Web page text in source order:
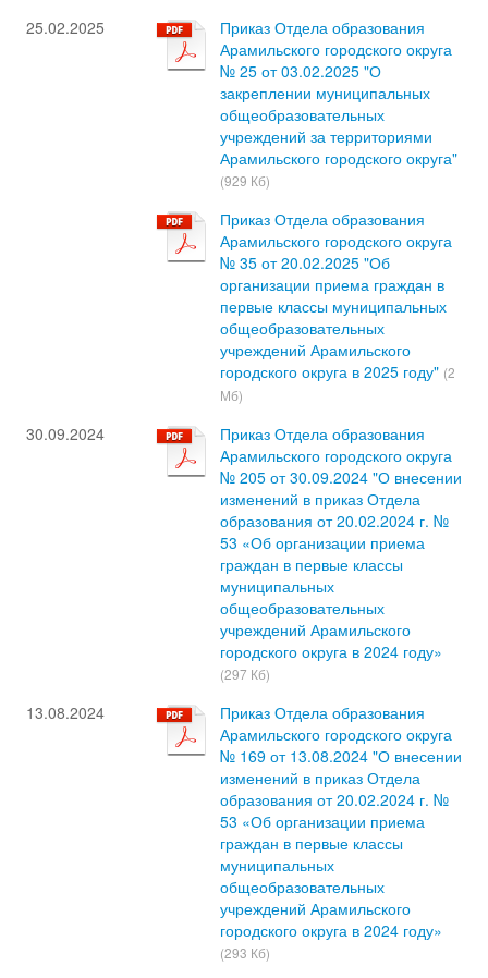
25.02.2025
Приказ Отдела образования
Арамильского городского округа
№ 25 от 03.02.2025 "О
закреплении муниципальных
общеобразовательных
учреждений за территориями
Арамильского городского округа"
(929 Кб)
Приказ Отдела образования
Арамильского городского округа
№ 35 от 20.02.2025 "Об
организации приема граждан в
первые классы муниципальных
общеобразовательных
учреждений Арамильского
городского округа в 2025 году" (2
Мб)
30.09.2024
Приказ Отдела образования
Арамильского городского округа
№ 205 от 30.09.2024 "О внесении
изменений в приказ Отдела
образования от 20.02.2024 г. №
53 «Об организации приема
граждан в первые классы
муниципальных
общеобразовательных
учреждений Арамильского
городского округа в 2024 году»
(297 Кб)
13.08.2024
Приказ Отдела образования
Арамильского городского округа
№ 169 от 13.08.2024 "О внесении
изменений в приказ Отдела
образования от 20.02.2024 г. №
53 «Об организации приема
граждан в первые классы
муниципальных
общеобразовательных
учреждений Арамильского
городского округа в 2024 году»
(293 Кб)